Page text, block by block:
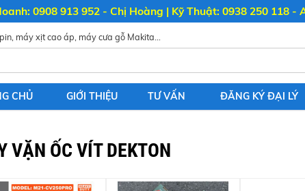
0908 913 952 - Chị Hoàng | Kỹ Thuật: 0938 250 118 -
CHỦ GIỚI THIỆU TƯ VẤN ĐĂNG KÝ ĐẠI LÝ
VẶN ỐC VÍT DEKTON